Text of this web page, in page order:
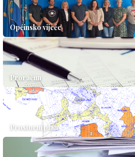
Općinsko vijeće
Proračun
Prostorni plan